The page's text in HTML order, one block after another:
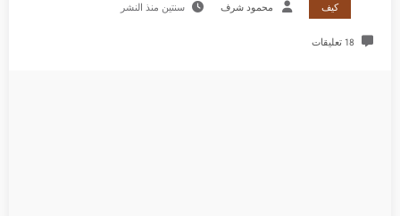
كيف محمود شرف سنتين منذ النشر
18 تعليقات